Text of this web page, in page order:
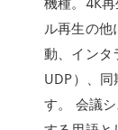
ル再生の
動、インタ
UDP）、
す。 会議